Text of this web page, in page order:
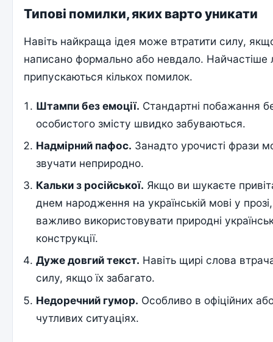
Типові помилки, яких варто уникати
Навіть найкраща ідея може втратити силу,
написано формально або невдало. Найчастіше
припускаються кількох помилок.
Штампи без емоції. Стандартні побажання
особистого змісту швидко забуваються.
Надмірний пафос. Занадто урочисті фрази
звучати неприродно.
Кальки з російської. Якщо ви шукаєте
днем народження на українській мові у прозі,
важливо використовувати природні
конструкції.
Дуже довгий текст. Навіть щирі слова
силу, якщо їх забагато.
Недоречний гумор. Особливо в офіційних
чутливих ситуаціях.